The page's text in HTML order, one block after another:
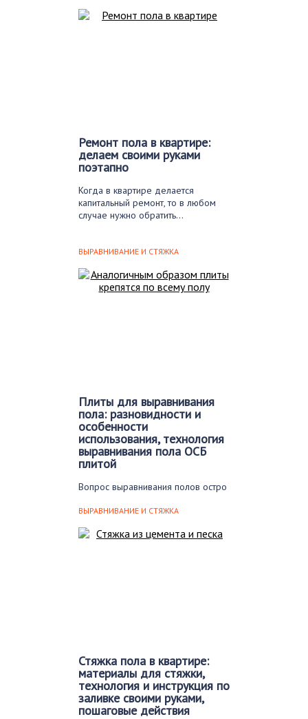
Ремонт пола в квартире:
делаем своими руками
поэтапно
Когда в квартире делается
капитальный ремонт, то в любом
случае нужно обратить…
ВЫРАВНИВАНИЕ И СТЯЖКА
Плиты для выравнивания
пола: разновидности и
особенности
использования, технология
выравнивания пола ОСБ
плитой
Вопрос выравнивания полов остро
хорошо, если ранее…
ВЫРАВНИВАНИЕ И СТЯЖКА
Стяжка пола в квартире:
материалы для стяжки,
технология и инструкция по
заливке своими руками,
пошаговые действия